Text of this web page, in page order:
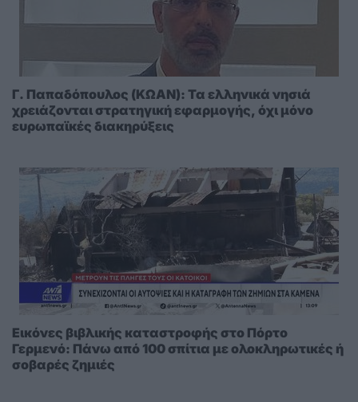
Γ. Παπαδόπουλος (ΚΩΑΝ): Τα ελληνικά νησιά
χρειάζονται στρατηγική εφαρμογής, όχι μόνο
ευρωπαϊκές διακηρύξεις
Εικόνες βιβλικής καταστροφής στο Πόρτο
Γερμενό: Πάνω από 100 σπίτια με ολοκληρωτικές ή
σοβαρές ζημιές